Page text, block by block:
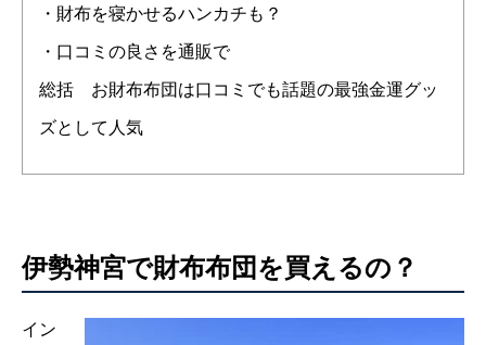
・財布を寝かせるハンカチも？
・口コミの良さを通販で
総括 お財布布団は口コミでも話題の最強金運グッ
ズとして人気
伊勢神宮で財布布団を買えるの？
イン